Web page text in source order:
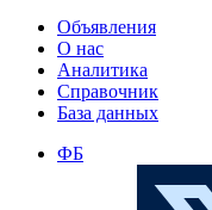
Объявления
О нас
Аналитика
Справочник
База данных
ФБ